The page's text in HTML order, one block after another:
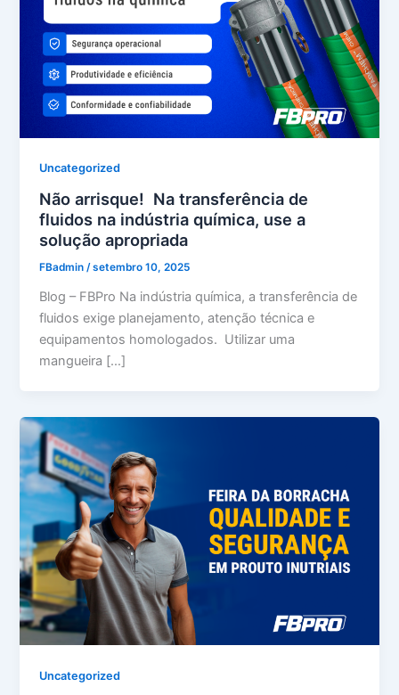
Uncategorized
Não arrisque! Na transferência de
fluidos na indústria química, use a
solução apropriada
FBadmin/setembro 10, 2025
Blog – FBPro Na indústria química, a transferência de
fluidos exige planejamento, atenção técnica e
equipamentos homologados. Utilizar uma
mangueira […]
Uncategorized